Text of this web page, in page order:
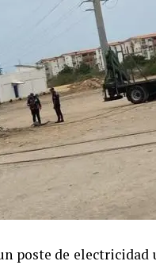
poste de